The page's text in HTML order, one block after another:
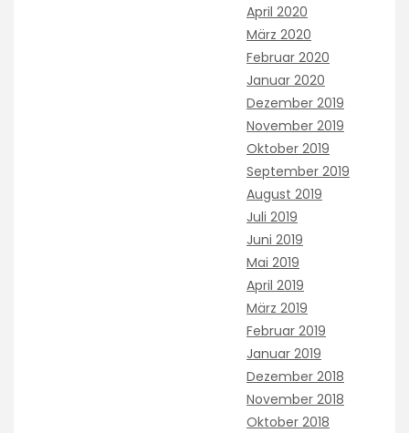
April 2020
März 2020
Februar 2020
Januar 2020
Dezember 2019
November 2019
Oktober 2019
September 2019
August 2019
Juli 2019
Juni 2019
Mai 2019
April 2019
März 2019
Februar 2019
Januar 2019
Dezember 2018
November 2018
Oktober 2018